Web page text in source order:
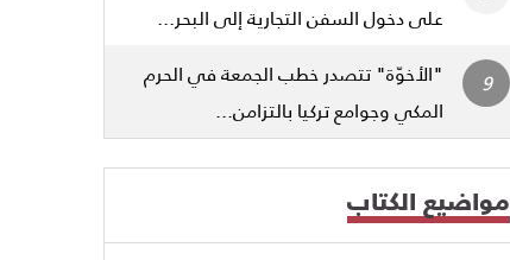
على دخول السفن التجارية إلى البحر...
"الأخوّة" تتصدر خطب الجمعة في الحرم
المكي وجوامع تركيا بالتزامن...
مواضيع الكتاب